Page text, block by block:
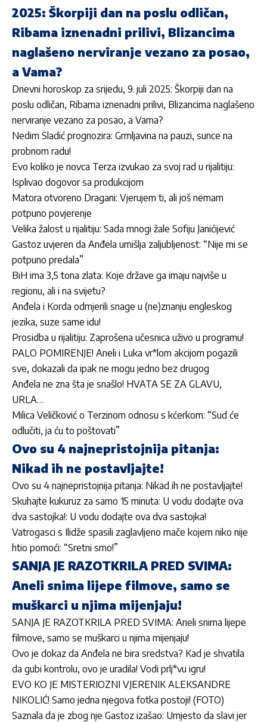
2025: Škorpiji dan na poslu odličan,
Ribama iznenadni prilivi, Blizancima
naglašeno nerviranje vezano za posao,
a Vama?
Dnevni horoskop za srijedu, 9. juli 2025: Škorpiji dan na
poslu odličan, Ribama iznenadni prilivi, Blizancima naglašeno
nerviranje vezano za posao, a Vama?
Nedim Sladić prognozira: Grmljavina na pauzi, sunce na
probnom radu!
Evo koliko je novca Terza izvukao za svoj rad u rijalitiju:
Isplivao dogovor sa produkcijom
Matora otvoreno Dragani: Vjerujem ti, ali još nemam
potpuno povjerenje
Velika žalost u rijalitiju: Sada mnogi žale Sofiju Janićijević
Gastoz uvjeren da Anđela umišlja zaljubljenost: “Nije mi se
potpuno predala”
BiH ima 3,5 tona zlata: Koje države ga imaju najviše u
regionu, ali i na svijetu?
Anđela i Korda odmjerili snage u (ne)znanju engleskog
jezika, suze same idu!
Prosidba u rijalitiju: Zaprošena učesnica uživo u programu!
PALO POMIRENJE! Aneli i Luka vr*lom akcijom pogazili
sve, dokazali da ipak ne mogu jedno bez drugog
Anđela ne zna šta je snašlo! HVATA SE ZA GLAVU,
URLA…
Milica Veličković o Terzinom odnosu s kćerkom: “Sud će
odlučiti, ja ću to poštovati”
Ovo su 4 najnepristojnija pitanja:
Nikad ih ne postavljajte!
Ovo su 4 najnepristojnija pitanja: Nikad ih ne postavljajte!
Skuhajte kukuruz za samo 15 minuta: U vodu dodajte ova
dva sastojka!: U vodu dodajte ova dva sastojka!
Vatrogasci s Ilidže spasili zaglavljeno mače kojem niko nije
htio pomoći: “Sretni smo!”
SANJA JE RAZOTKRILA PRED SVIMA:
Aneli snima lijepe filmove, samo se
muškarci u njima mijenjaju!
SANJA JE RAZOTKRILA PRED SVIMA: Aneli snima lijepe
filmove, samo se muškarci u njima mijenjaju!
Ovo je dokaz da Anđela ne bira sredstva? Kad je shvatila
da gubi kontrolu, ovo je uradila! Vodi prlj*vu igru!
EVO KO JE MISTERIOZNI VJERENIK ALEKSANDRE
NIKOLIĆ! Samo jedna njegova fotka postoji! (FOTO)
Saznala da je zbog nje Gastoz izašao: Umjesto da slavi jer